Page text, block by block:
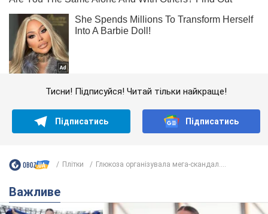
Тисни! Підписуйся! Читай тільки найкраще!
Підписатись Підписатись
Плітки Глюкоза організувала мега-скандал....
Важливе